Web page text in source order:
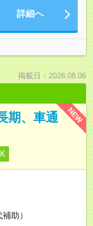
詳細へ
掲載日：2026.08.06
NEW
期、車通
助）